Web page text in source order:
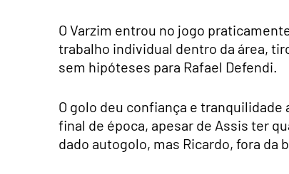
O Varzim entrou no jogo
trabalho individual dentro da área,
sem hipóteses para Rafael Defendi.
O golo deu confiança e tranquilidade
final de época, apesar de Assis ter
dado autogolo, mas Ricardo, fora da